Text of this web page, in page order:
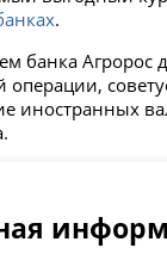
.
банка Агророс
иностранных